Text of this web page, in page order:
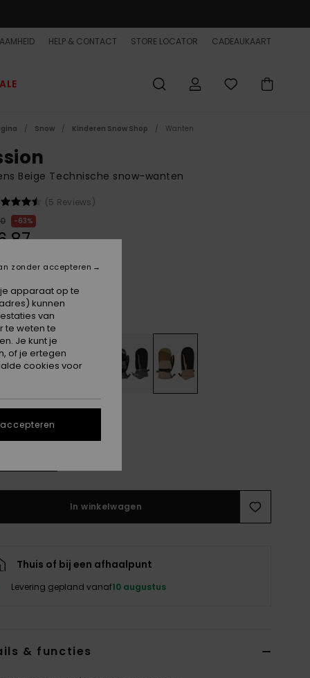
HELP & CONTACT STORE LOCATOR CADEAUKAART
Snow Kinderen Snow Shop Wanten
Beige Technische snow-wanten
(5 Reviews)
63%
Rock
In winkelwagen
Thuis of bij een afhaalpunt
Levering gepland vanaf10 augustus
& functies
apparaat op te
kunnen
van
te weten te
Je kunt je
of je ertegen
cookies voor
zonder accepteren